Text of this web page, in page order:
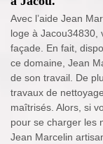
Avec l’aide Jean
loge à Jacou34830,
façade. En fait,
ce domaine, Jean
de son travail. De
travaux de
maîtrisés. Alors, si
pour se charger les
Jean Marcelin